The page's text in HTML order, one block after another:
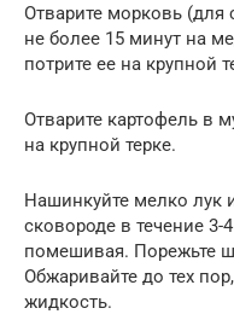
Отварите морковь (для
не более 15 минут на
потрите ее на крупной
Отварите картофель в
на крупной терке.
Нашинкуйте мелко лук
сковороде в течение 3-
помешивая. Порежьте
Обжаривайте до тех
жидкость.